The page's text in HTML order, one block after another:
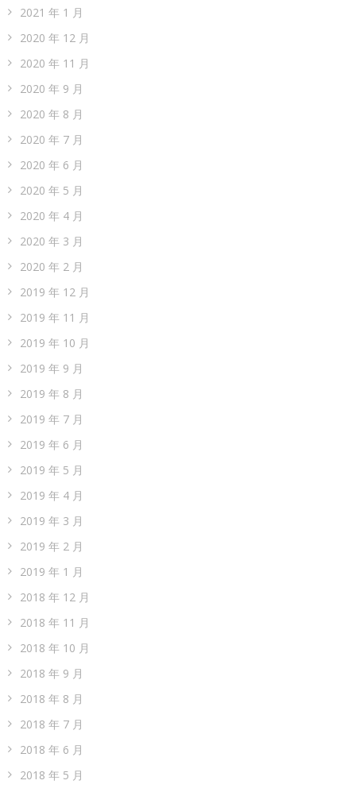
2021 年 1 月
2020 年 12 月
2020 年 11 月
2020 年 9 月
2020 年 8 月
2020 年 7 月
2020 年 6 月
2020 年 5 月
2020 年 4 月
2020 年 3 月
2020 年 2 月
2019 年 12 月
2019 年 11 月
2019 年 10 月
2019 年 9 月
2019 年 8 月
2019 年 7 月
2019 年 6 月
2019 年 5 月
2019 年 4 月
2019 年 3 月
2019 年 2 月
2019 年 1 月
2018 年 12 月
2018 年 11 月
2018 年 10 月
2018 年 9 月
2018 年 8 月
2018 年 7 月
2018 年 6 月
2018 年 5 月